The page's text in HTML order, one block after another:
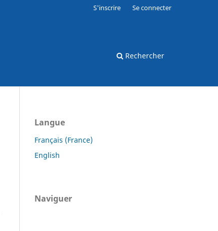
Rechercher
S'inscrire Se connecter
Langue
Français (France)
English
Naviguer